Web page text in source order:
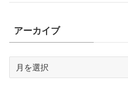
アーカイブ